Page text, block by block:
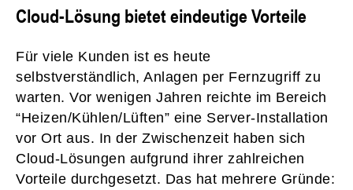
Cloud-Lösung bietet eindeutige Vorteile
Für viele Kunden ist es heute
selbstverständlich, Anlagen per Fernzugriff zu
warten. Vor wenigen Jahren reichte im Bereich
“Heizen/Kühlen/Lüften” eine Server-Installation
vor Ort aus. In der Zwischenzeit haben sich
Cloud-Lösungen aufgrund ihrer zahlreichen
Vorteile durchgesetzt. Das hat mehrere Gründe: